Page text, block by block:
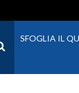
SFOGLIA IL